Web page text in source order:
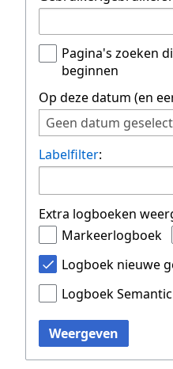
Pagina's zoeken
beginnen
Op deze datum (en
Geen datum
Labelfilter:
Extra logboeken
Markeerlogboek
Logboek nieuwe
Logboek
Weergeven